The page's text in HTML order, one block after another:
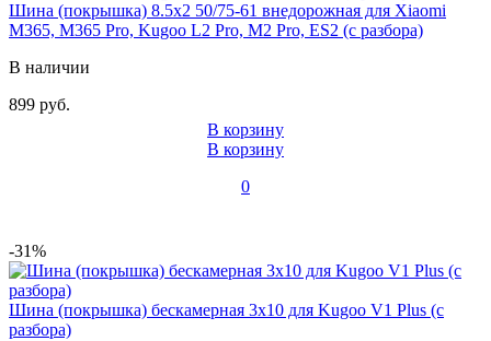
Шина (покрышка) 8.5x2 50/75-61 внедорожная для Xiaomi
M365, M365 Pro, Kugoo L2 Pro, M2 Pro, ES2 (с разбора)
В наличии
899 руб.
В корзину
В корзину
0
-31%
Шина (покрышка) бескамерная 3x10 для Kugoo V1 Plus (с
разбора)